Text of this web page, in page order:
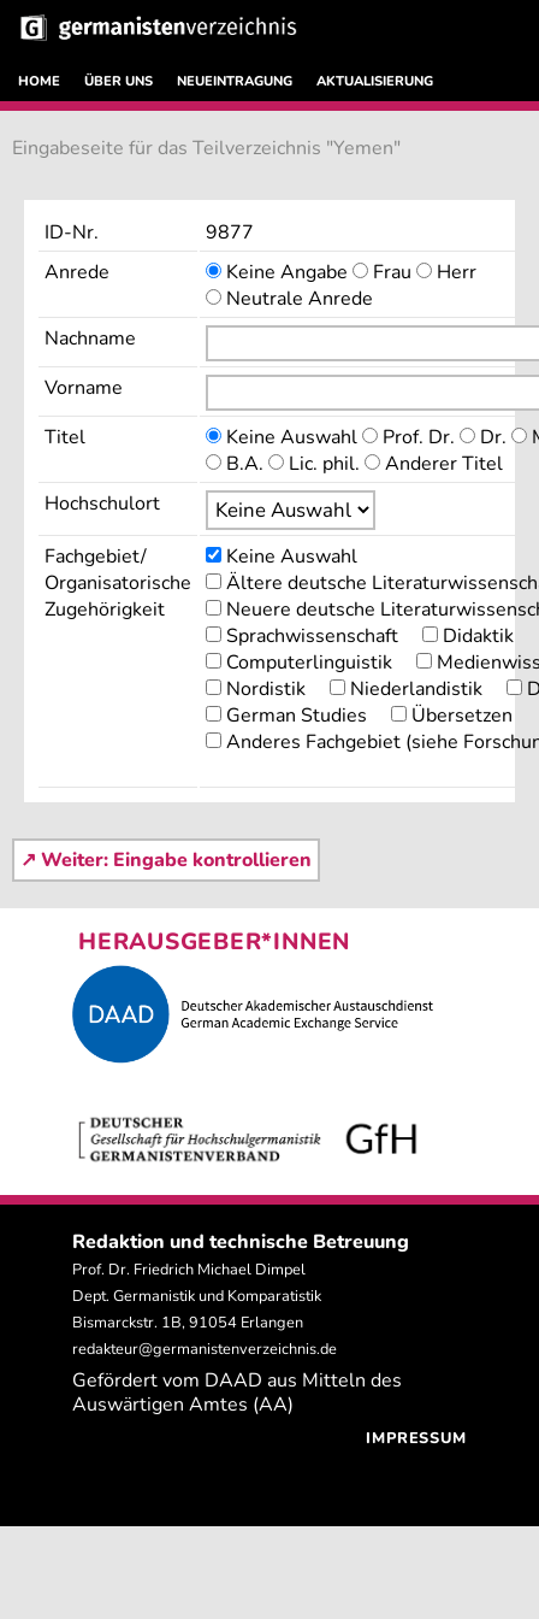
HOME ÜBER UNS NEUEINTRAGUNG AKTUALISIERUNG
Eingabeseite für das Teilverzeichnis "Yemen"
ID-Nr.
9877
Anrede
Keine Angabe Frau
Herr
Neutrale Anrede
Nachname
Vorname
Titel
Keine Auswahl Prof. Dr. Dr.
B.A.
Lic. phil.
Anderer Titel
Hochschulort
Fachgebiet/
Organisatorische
Zugehörigkeit
Keine Auswahl
Ältere deutsche
Neuere deutsche
Sprachwissenschaft
Didaktik
Computerlinguistik
Nordistik
Niederlandistik
German Studies
Übersetzen
Anderes Fachgebiet (siehe
HERAUSGEBER*INNEN
Redaktion und technische Betreuung
Prof. Dr. Friedrich Michael Dimpel
Dept. Germanistik und Komparatistik
Bismarckstr. 1B, 91054 Erlangen
redakteur@germanistenverzeichnis.de
Gefördert vom DAAD aus Mitteln des
Auswärtigen Amtes (AA)
IMPRESSUM